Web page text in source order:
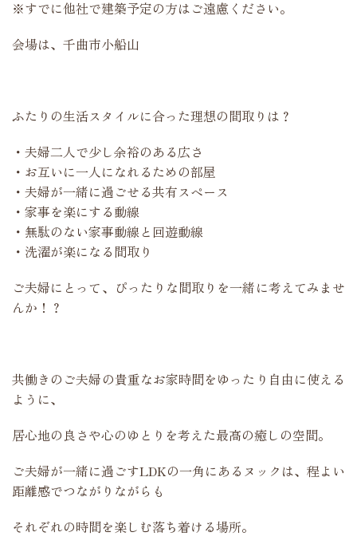
※すでに他社で建築予定の方はご遠慮ください。
会場は、千曲市小船山
ふたりの生活スタイルに合った理想の間取りは？
・夫婦二人で少し余裕のある広さ
・お互いに一人になれるための部屋
・夫婦が一緒に過ごせる共有スペース
・家事を楽にする動線
・無駄のない家事動線と回遊動線
・洗濯が楽になる間取り
ご夫婦にとって、ぴったりな間取りを一緒に考えてみませ
んか！？
共働きのご夫婦の貴重なお家時間をゆったり自由に使える
ように、
居心地の良さや心のゆとりを考えた最高の癒しの空間。
ご夫婦が一緒に過ごすLDKの一角にあるヌックは、程よい
距離感でつながりながらも
それぞれの時間を楽しむ落ち着ける場所。